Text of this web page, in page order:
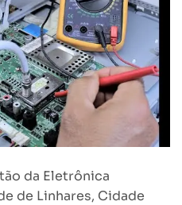
da Eletrônica
de Linhares, Cidade